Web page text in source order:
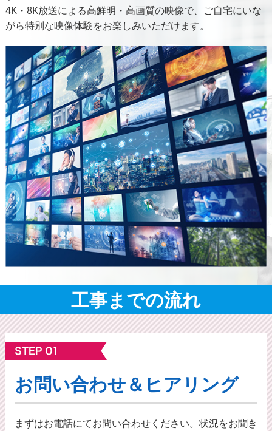
4K・8K放送による高鮮明・高画質の映像で、ご自宅にいな
がら特別な映像体験をお楽しみいただけます。
工事までの流れ
お問い合わせ＆ヒアリング
まずはお電話にてお問い合わせください。状況をお聞き